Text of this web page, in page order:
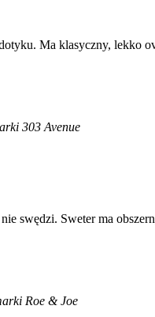
Ma klasyczny, lekko
303 Avenue
swędzi. Sweter ma
Roe & Joe